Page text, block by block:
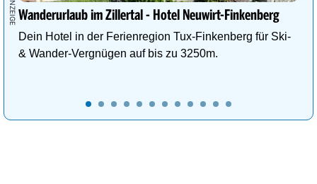
Wanderurlaub im Zillertal - Hotel Neuwirt-Finkenberg
Dein Hotel in der Ferienregion Tux-Finkenberg für Ski-
& Wander-Vergnügen auf bis zu 3250m.